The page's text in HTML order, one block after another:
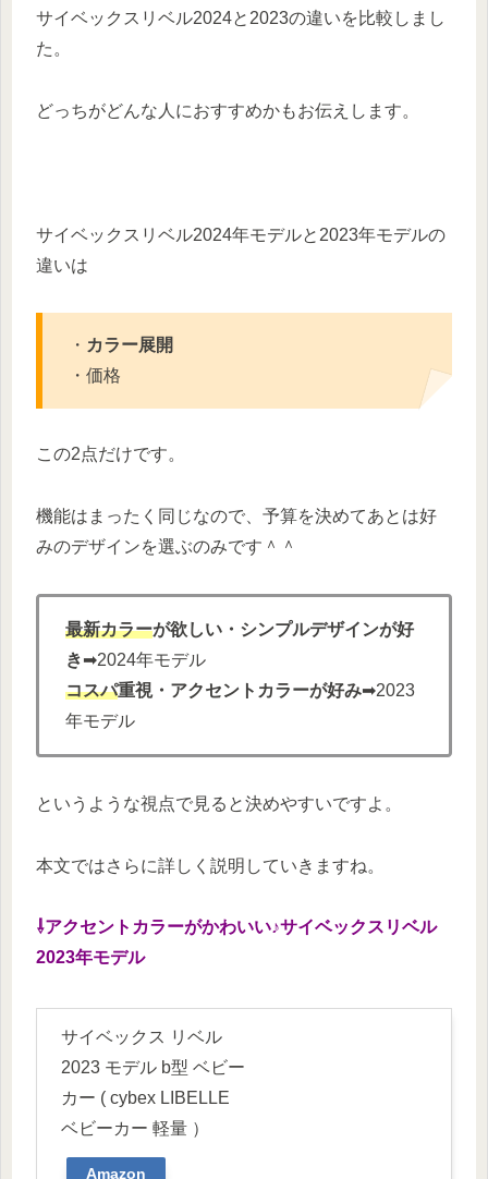
サイベックスリベル2024と2023の違いを比較しまし
た。
どっちがどんな人におすすめかもお伝えします。
サイベックスリベル2024年モデルと2023年モデルの
違いは
・ カラー展開
・価格
この2点だけです。
機能はまったく同じなので、予算を決めてあとは好
みのデザインを選ぶのみです＾＾
最新カラーが欲しい・シンプルデザインが好
き➡2024年モデル
コスパ重視・アクセントカラーが好み➡2023
年モデル
というような視点で見ると決めやすいですよ。
本文ではさらに詳しく説明していきますね。
⇩アクセントカラーがかわいい♪サイベックスリベル
2023年モデル
サイベックス リベル
2023 モデル b型 ベビー
カー ( cybex LIBELLE
ベビーカー 軽量 ）
Amazon